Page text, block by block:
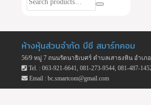
ห้างหุ้นส่วนจำกัด บีซี สมาร์ทคอม
56/9 หมู่ 7 ถนนรัตนาธิเบศร์ ตำบลเสาธงหิน อำเ
Tel. : 063-921-6641, 081-273-9544, 081-487-
Email : bc.smartcom@gmail.com